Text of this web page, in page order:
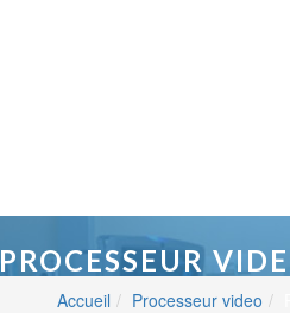
PROCESSEUR
Accueil Processeur video